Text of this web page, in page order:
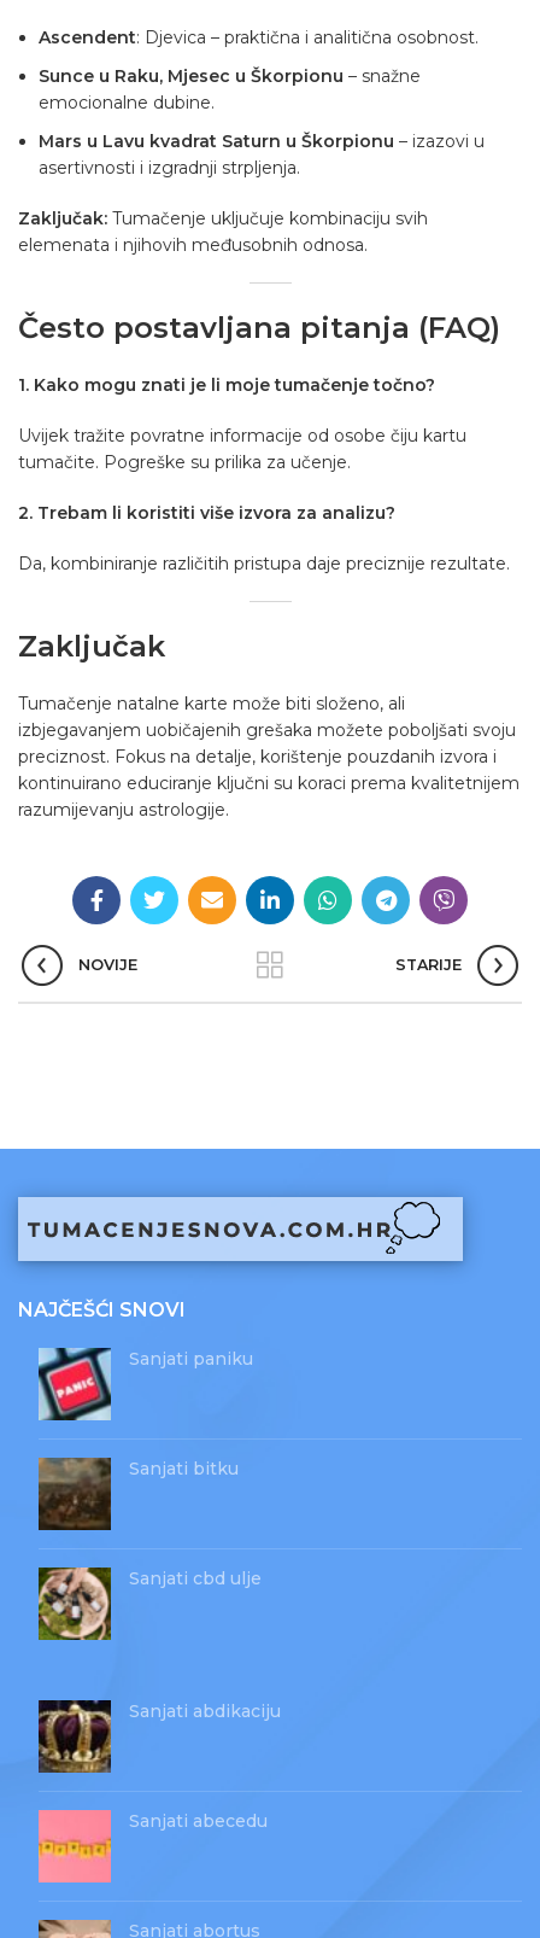
Ascendent: Djevica – praktična i analitična osobnost.
Sunce u Raku, Mjesec u Škorpionu – snažne
emocionalne dubine.
Mars u Lavu kvadrat Saturn u Škorpionu – izazovi u
asertivnosti i izgradnji strpljenja.
Zaključak: Tumačenje uključuje kombinaciju svih
elemenata i njihovih međusobnih odnosa.
Često postavljana pitanja (FAQ)
1. Kako mogu znati je li moje tumačenje točno?
Uvijek tražite povratne informacije od osobe čiju kartu
tumačite. Pogreške su prilika za učenje.
2. Trebam li koristiti više izvora za analizu?
Da, kombiniranje različitih pristupa daje preciznije rezultate.
Zaključak
Tumačenje natalne karte može biti složeno, ali
izbjegavanjem uobičajenih grešaka možete poboljšati svoju
preciznost. Fokus na detalje, korištenje pouzdanih izvora i
kontinuirano educiranje ključni su koraci prema kvalitetnijem
razumijevanju astrologije.
NOVIJE STARIJE
NAJČEŠĆI SNOVI
Sanjati paniku
Sanjati bitku
Sanjati cbd ulje
Sanjati abdikaciju
Sanjati abecedu
Sanjati abortus